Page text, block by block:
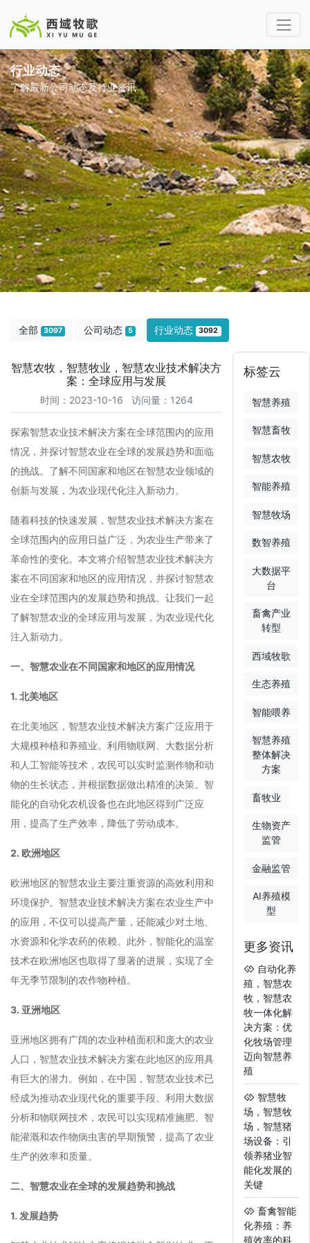
行业动态
了解最新公司动态及行业资讯
全部 3097 公司动态 5 行业动态 3092
智慧农牧，智慧牧业，智慧农业技术解决方
案：全球应用与发展
时间：2023-10-16 访问量：1264
探索智慧农业技术解决方案在全球范围内的应用
情况，并探讨智慧农业在全球的发展趋势和面临
的挑战。了解不同国家和地区在智慧农业领域的
创新与发展，为农业现代化注入新动力。
随着科技的快速发展，智慧农业技术解决方案在
全球范围内的应用日益广泛，为农业生产带来了
革命性的变化。本文将介绍智慧农业技术解决方
案在不同国家和地区的应用情况，并探讨智慧农
业在全球范围内的发展趋势和挑战。让我们一起
了解智慧农业的全球应用与发展，为农业现代化
注入新动力。
一、智慧农业在不同国家和地区的应用情况
1. 北美地区
在北美地区，智慧农业技术解决方案广泛应用于
大规模种植和养殖业。利用物联网、大数据分析
和人工智能等技术，农民可以实时监测作物和动
物的生长状态，并根据数据做出精准的决策。智
能化的自动化农机设备也在此地区得到广泛应
用，提高了生产效率，降低了劳动成本。
2. 欧洲地区
欧洲地区的智慧农业主要注重资源的高效利用和
环境保护。智慧农业技术解决方案在农业生产中
的应用，不仅可以提高产量，还能减少对土地、
水资源和化学农药的依赖。此外，智能化的温室
技术在欧洲地区也取得了显著的进展，实现了全
年无季节限制的农作物种植。
3. 亚洲地区
亚洲地区拥有广阔的农业种植面积和庞大的农业
人口，智慧农业技术解决方案在此地区的应用具
有巨大的潜力。例如，在中国，智慧农业技术已
经成为推动农业现代化的重要手段。利用大数据
分析和物联网技术，农民可以实现精准施肥、智
能灌溉和农作物病虫害的早期预警，提高了农业
生产的效率和质量。
二、智慧农业在全球的发展趋势和挑战
1. 发展趋势
标签云
智慧养殖
智慧畜牧
智慧农牧
智能养殖
智慧牧场
数智养殖
大数据平
台
畜禽产业
转型
西域牧歌
生态养殖
智能喂养
智慧养殖
整体解决
方案
畜牧业
生物资产
监管
金融监管
AI养殖模
型
更多资讯
自动化养
殖，智慧农
牧，智慧农
牧一体化解
决方案：优
化牧场管理
迈向智慧养
殖
智慧牧
场，智慧牧
场，智慧猪
场设备：引
领养猪业智
能化发展的
关键
畜禽智能
化养殖：养
殖效率的科